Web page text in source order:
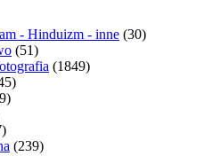
- Hinduizm - inne (30)
(51)
(1849)
(239)